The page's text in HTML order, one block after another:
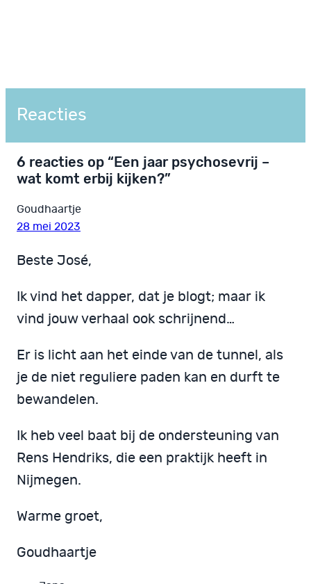
Reacties
6 reacties op “Een jaar psychosevrij –
wat komt erbij kijken?”
Goudhaartje
28 mei 2023
Beste José,
Ik vind het dapper, dat je blogt; maar ik
vind jouw verhaal ook schrijnend…
Er is licht aan het einde van de tunnel, als
je de niet reguliere paden kan en durft te
bewandelen.
Ik heb veel baat bij de ondersteuning van
Rens Hendriks, die een praktijk heeft in
Nijmegen.
Warme groet,
Goudhaartje